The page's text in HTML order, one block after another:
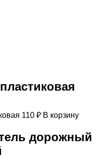
110 ₽ В корзину
дорожный